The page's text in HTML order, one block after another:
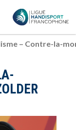
– Contre-la-